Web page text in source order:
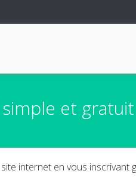
et gratuit
internet en vous